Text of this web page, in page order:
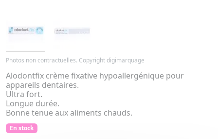
Photos non contractuelles. Copyright digimarquage
Alodontfix crème fixative hypoallergénique pour
appareils dentaires.
Ultra fort.
Longue durée.
Bonne tenue aux aliments chauds.
En stock